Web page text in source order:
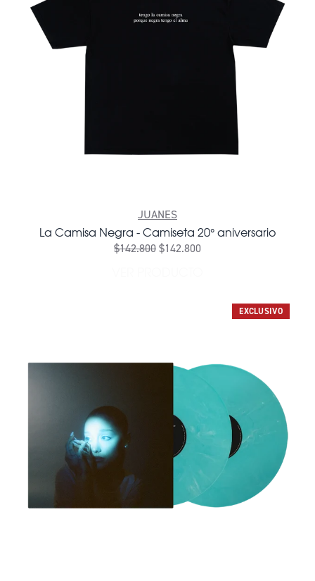
JUANES
La Camisa Negra - Camiseta 20° aniversario
$142.800$142.800
EXCLUSIVO